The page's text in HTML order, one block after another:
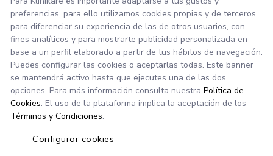
citas entre fechas no visibles en el calendario y realiza copias
de citas según sea necesario.
<< Volver atrás
Introducción:Páginas principales de Klinikare
preferencias, para ello utilizamos cookies propias y de terceros
para diferenciar su experiencia de las de otros usuarios, con
fines analíticos y para mostrarte publicidad personalizada en
base a un perfil elaborado a partir de tus hábitos de navegación.
Puedes configurar las cookies o aceptarlas todas. Este banner
se mantendrá activo hasta que ejecutes una de las dos
opciones. Para más información consulta nuestra Política de
Cookies. El uso de la plataforma implica la aceptación de los
Términos y Condiciones.
Configurar cookies